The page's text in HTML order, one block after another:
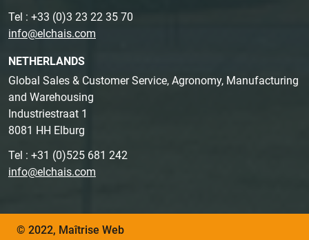
Tel : +33 (0)3 23 22 35 70
info@elchais.com
NETHERLANDS
Global Sales & Customer Service, Agronomy, Manufacturing
and Warehousing
Industriestraat 1
8081 HH Elburg
Tel : +31 (0)525 681 242
info@elchais.com
© 2022, Maîtrise Web